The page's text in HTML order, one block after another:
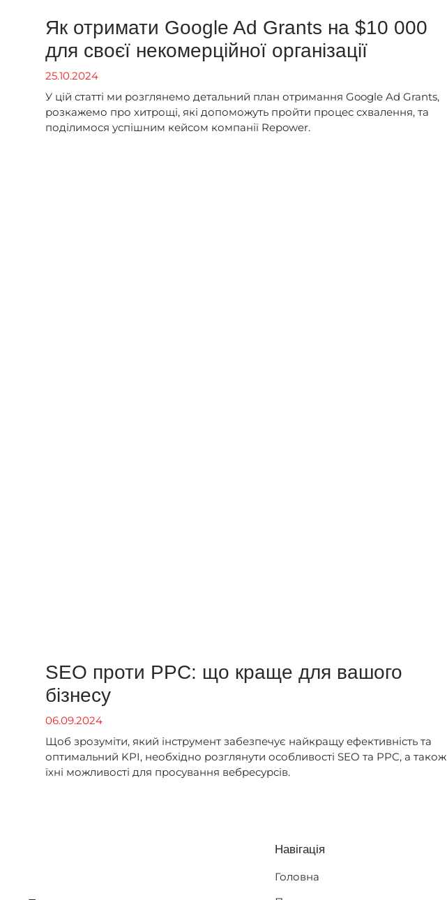
Як отримати Google Ad Grants на $10 000
для своєї некомерційної організації
25.10.2024
У цій статті ми розглянемо детальний план отримання Google Ad Grants,
розкажемо про хитрощі, які допоможуть пройти процес схвалення, та
поділимося успішним кейсом компанії Repower.
SEO проти PPC: що краще для вашого
бізнесу
06.09.2024
Щоб зрозуміти, який інструмент забезпечує найкращу ефективність та
оптимальний KPI, необхідно розглянути особливості SEO та PPC, а також
їхні можливості для просування вебресурсів.
Навігація
Головна